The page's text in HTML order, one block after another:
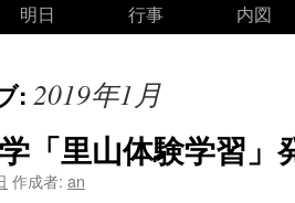
明日
行事
内図
: 2019年1月
「里山体験学習」
作成者: an